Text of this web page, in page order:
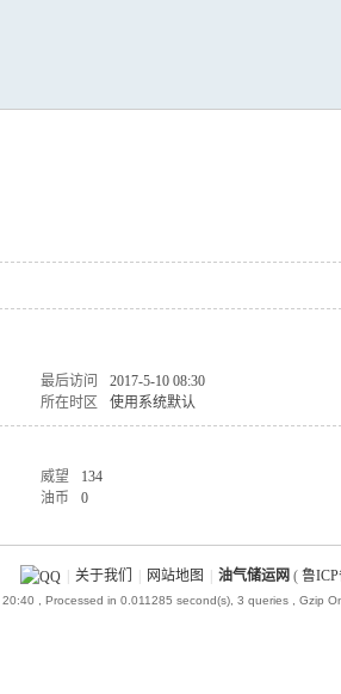
最后访问
2017-5-10 08:30
所在时区 使用系统默认
威望
134
油币 0
关于我们 网站地图 油气储运网 ( 鲁ICP
20:40 , Processed in 0.011285 second(s), 3 queries , Gzip